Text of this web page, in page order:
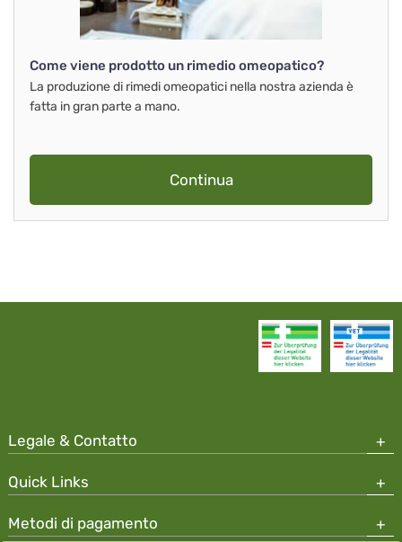
Come viene prodotto un rimedio omeopatico?
La produzione di rimedi omeopatici nella nostra azienda è
fatta in gran parte a mano.
Continua
Legale & Contatto
Quick Links
Metodi di pagamento